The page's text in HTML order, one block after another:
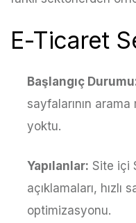
E-Ticaret
Başlangıç
sayfalarının
yoktu.
Yapılanlar: Site içi
açıklamaları, hızlı
optimizasyonu.